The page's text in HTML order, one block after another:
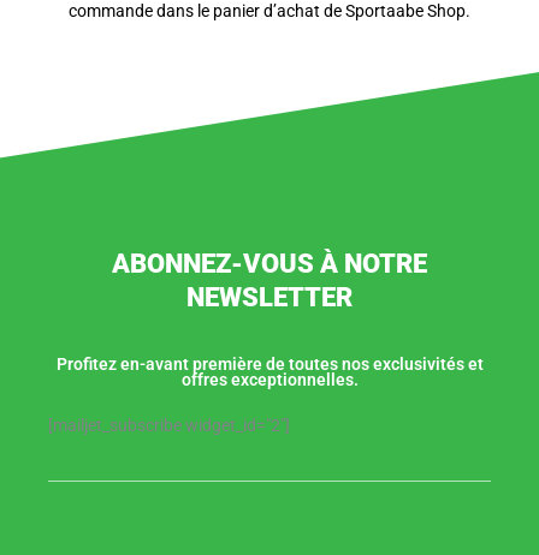
commande dans le panier d’achat de Sportaabe Shop.
ABONNEZ-VOUS À NOTRE
NEWSLETTER
Profitez en-avant première de toutes nos exclusivités et
offres exceptionnelles.
[mailjet_subscribe widget_id="2"]